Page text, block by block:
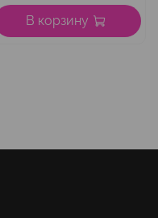
В корзину